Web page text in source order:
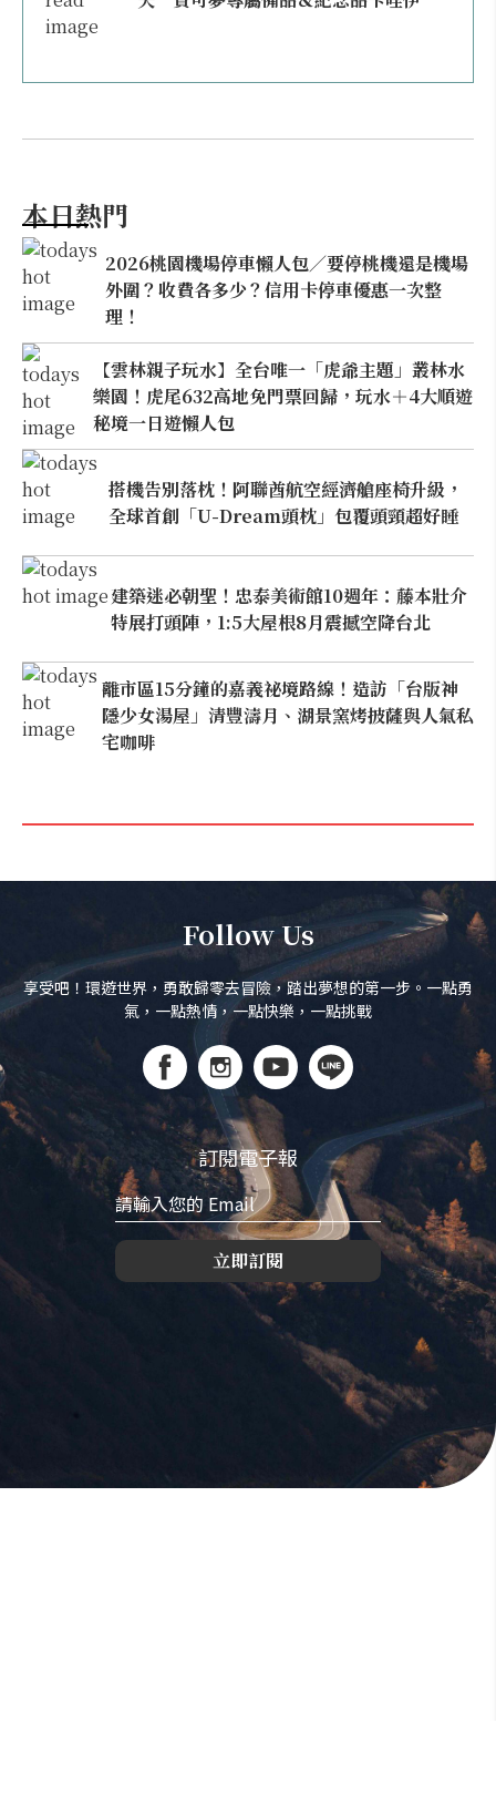
本日熱門
2026桃園機場停車懶人包／要停桃機還是機場
外圍？收費各多少？信用卡停車優惠一次整
理！
【雲林親子玩水】全台唯一「虎爺主題」叢林水
樂園！虎尾632高地免門票回歸，玩水＋4大順遊
秘境一日遊懶人包
搭機告別落枕！阿聯酋航空經濟艙座椅升級，
全球首創「U-Dream頭枕」包覆頭頸超好睡
建築迷必朝聖！忠泰美術館10週年：藤本壯介
特展打頭陣，1:5大屋根8月震撼空降台北
離市區15分鐘的嘉義祕境路線！造訪「台版神
隱少女湯屋」清豐濤月、湖景窯烤披薩與人氣私
宅咖啡
Follow Us
享受吧！環遊世界，勇敢歸零去冒險，踏出夢想的第一步。一點勇
氣，一點熱情，一點快樂，一點挑戰
訂閱電子報
立即訂閱